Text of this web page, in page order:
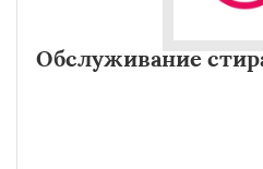
Обслуживание